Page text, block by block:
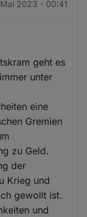
2023 - 00:41
geht es
unter
eine
Gremien
zu Geld.
der
Krieg und
gewollt ist.
und